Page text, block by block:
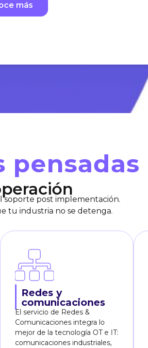
más
pensadas
soporte post implementación.
tu industria no se detenga.
Redes y
comunicaciones
El servicio de Redes &
Comunicaciones integra lo
mejor de la tecnología OT e IT:
comunicaciones industriales,